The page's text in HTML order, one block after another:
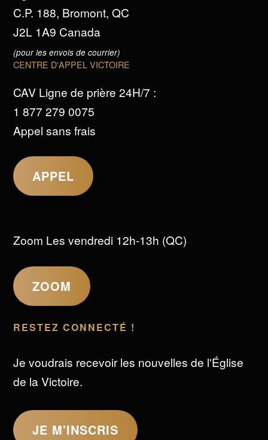
C.P. 188, Bromont, QC
J2L 1A9 Canada
(pour les envois de courrier)
CENTRE D'APPEL VICTOIRE
CAV Ligne de prière 24H/7 :
1 877 279 0075
Appel sans frais
APPEL
Zoom Les vendredi 12h-13h (QC)
ZOOM
RESTEZ CONNECTÉ !
Je voudrais recevoir les nouvelles de l'Église
de la Victoire.
JE M'INSCRIS